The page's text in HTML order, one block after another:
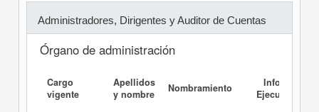
Administradores, Dirigentes y Auditor de Cuentas
Órgano de administración
Cargo
vigente
Apellidos
y nombre
Nombramiento
Informe
Ejecutivo